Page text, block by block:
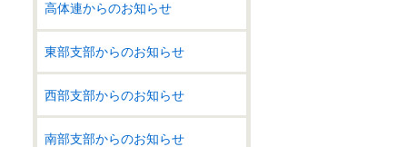
高体連からのお知らせ
東部支部からのお知らせ
西部支部からのお知らせ
南部支部からのお知らせ